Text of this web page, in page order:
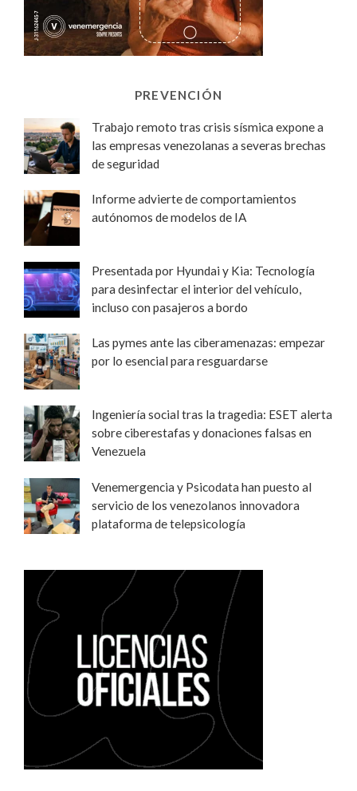
PREVENCIÓN
Trabajo remoto tras crisis sísmica expone a
las empresas venezolanas a severas brechas
de seguridad
Informe advierte de comportamientos
autónomos de modelos de IA
Presentada por Hyundai y Kia: Tecnología
para desinfectar el interior del vehículo,
incluso con pasajeros a bordo
Las pymes ante las ciberamenazas: empezar
por lo esencial para resguardarse
Ingeniería social tras la tragedia: ESET alerta
sobre ciberestafas y donaciones falsas en
Venezuela
Venemergencia y Psicodata han puesto al
servicio de los venezolanos innovadora
plataforma de telepsicología